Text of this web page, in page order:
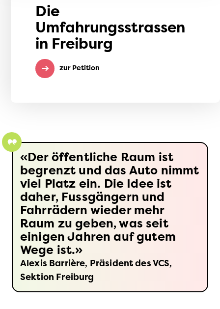
Die
Umfahrungsstrassen
in Freiburg
zur Petition
Der öffentliche Raum ist
begrenzt und das Auto nimmt
viel Platz ein. Die Idee ist
daher, Fussgängern und
Fahrrädern wieder mehr
Raum zu geben, was seit
einigen Jahren auf gutem
Wege ist.
Alexis Barrière, Präsident des VCS,
Sektion Freiburg